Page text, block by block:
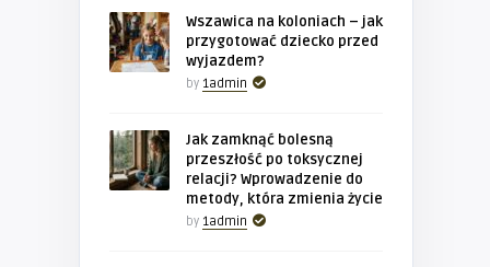
Wszawica na koloniach – jak
przygotować dziecko przed
wyjazdem?
by 1admin
Jak zamknąć bolesną
przeszłość po toksycznej
relacji? Wprowadzenie do
metody, która zmienia życie
by 1admin